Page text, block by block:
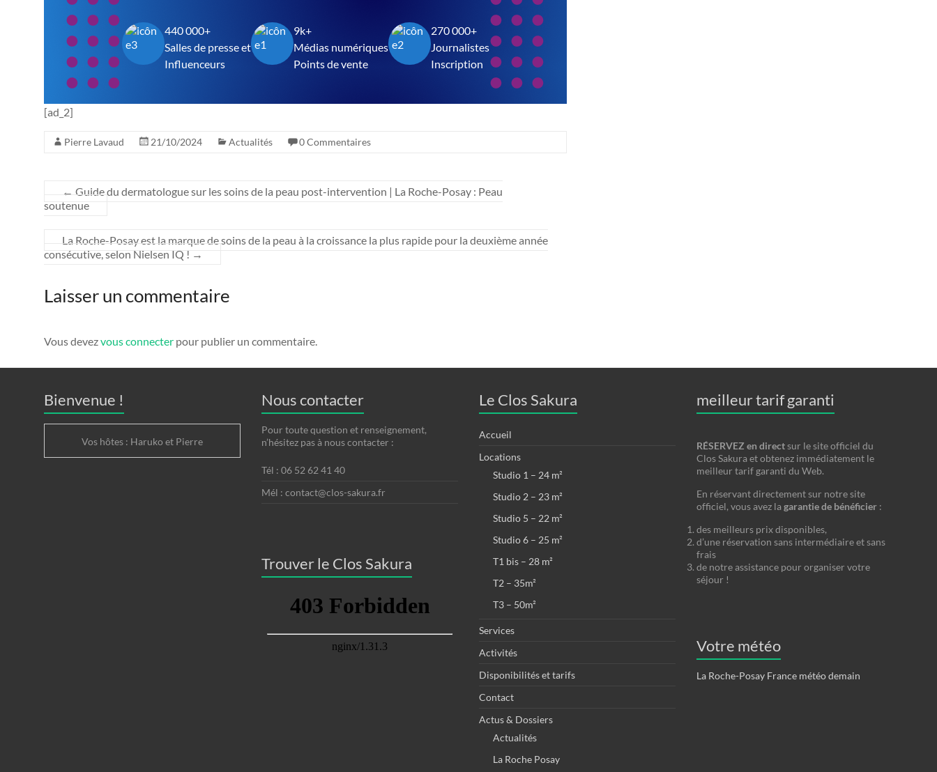
440 000+
Salles de presse et
Influenceurs
9k+
Médias numériques
Points de vente
270 000+
Journalistes
Inscription
[ad_2]
Pierre Lavaud 21/10/2024 Actualités 0 Commentaires
← Guide du dermatologue sur les soins de la peau post-intervention | La Roche-Posay : Peau
soutenue
La Roche-Posay est la marque de soins de la peau à la croissance la plus rapide pour la deuxième année
consécutive, selon Nielsen IQ ! →
Laisser un commentaire
Vous devezvous connecter pour publier un commentaire.
Bienvenue !
Vos hôtes : Haruko et Pierre
Nous contacter
Pour toute question et renseignement,
n’hésitez pas à nous contacter :
Tél : 06 52 62 41 40
Mél : contact@clos-sakura.fr
Trouver le Clos Sakura
Le Clos Sakura
Accueil
Locations
Studio 1 – 24 m²
Studio 2 – 23 m²
Studio 5 – 22 m²
Studio 6 – 25 m²
T1 bis – 28 m²
T2 – 35m²
T3 – 50m²
Services
Activités
Disponibilités et tarifs
Contact
Actus & Dossiers
Actualités
La Roche Posay
meilleur tarif garanti
RÉSERVEZ en directsur le site officiel du
Clos Sakura et obtenez immédiatement le
meilleur tarif garanti du Web.
En réservant directement sur notre site
officiel, vous avez lagarantie de bénéficier :
des meilleurs prix disponibles,
d’une réservation sans intermédiaire et sans
frais
de notre assistance pour organiser votre
séjour !
Votre météo
La Roche-Posay France météo demain